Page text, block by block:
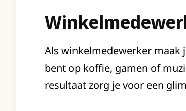
Als winkelmedewerker maak
bent op koffie, gamen of
resultaat zorg je voor een